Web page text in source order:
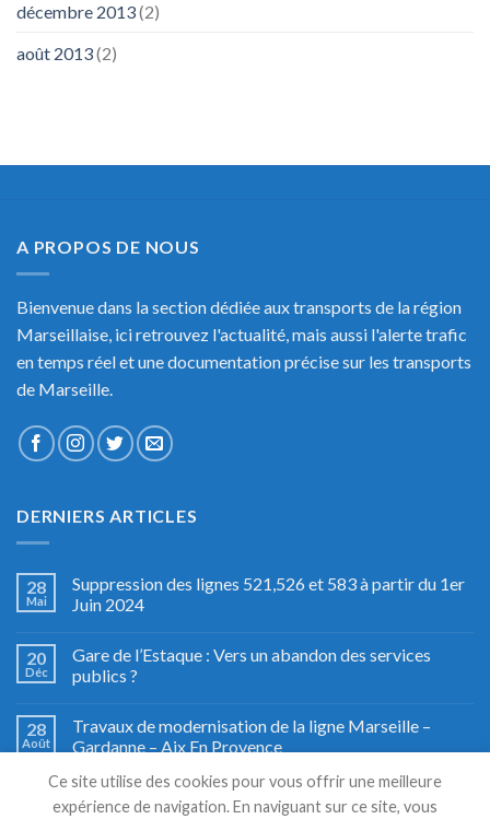
décembre 2013(2)
août 2013(2)
A PROPOS DE NOUS
Bienvenue dans la section dédiée aux transports de la région
Marseillaise, ici retrouvez l'actualité, mais aussi l'alerte trafic
en temps réel et une documentation précise sur les transports
de Marseille.
DERNIERS ARTICLES
28
Mai
Suppression des lignes 521,526 et 583 à partir du 1er
Juin 2024
20
Déc
Gare de l’Estaque : Vers un abandon des services
publics ?
28
Août
Travaux de modernisation de la ligne Marseille –
Gardanne – Aix En Provence
Fête du train à Miramas, le grand retour
Ce site utilise des cookies pour vous offrir une meilleure
expérience de navigation. En naviguant sur ce site, vous